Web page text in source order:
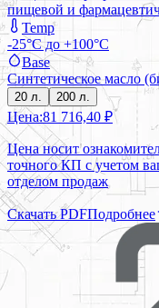
пищевой и
Temp
-25°C до +100°C
Base
Синтетическое масло
20 л. 200 л.
Цена:81 716,40 ₽
Цена носит
точного КП с учетом
отделом продаж
Скачать PDFПодробнее